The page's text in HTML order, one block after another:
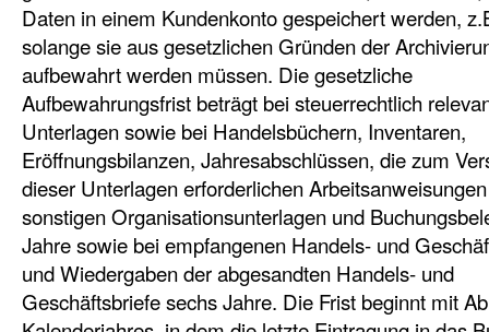
Daten in einem Kundenkonto gespeichert werden,
solange sie aus gesetzlichen Gründen der
aufbewahrt werden müssen. Die gesetzliche
Aufbewahrungsfrist beträgt bei steuerrechtlich
Unterlagen sowie bei Handelsbüchern, Inventaren,
Eröffnungsbilanzen, Jahresabschlüssen, die zum
dieser Unterlagen erforderlichen
sonstigen Organisationsunterlagen und
Jahre sowie bei empfangenen Handels- und
und Wiedergaben der abgesandten Handels- und
Geschäftsbriefe sechs Jahre. Die Frist beginnt mit